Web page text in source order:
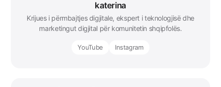
katerina
Krijues i përmbajtjes digjitale, ekspert i teknologjisë dhe
marketingut digjital për komunitetin shqipfolës.
YouTube Instagram